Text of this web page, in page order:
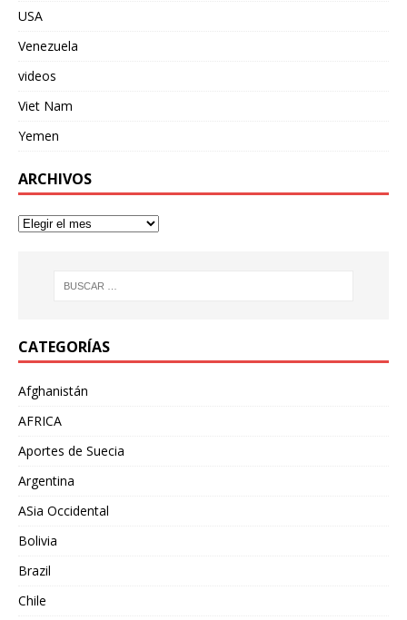
USA
Venezuela
videos
Viet Nam
Yemen
ARCHIVOS
CATEGORÍAS
Afghanistán
AFRICA
Aportes de Suecia
Argentina
ASia Occidental
Bolivia
Brazil
Chile